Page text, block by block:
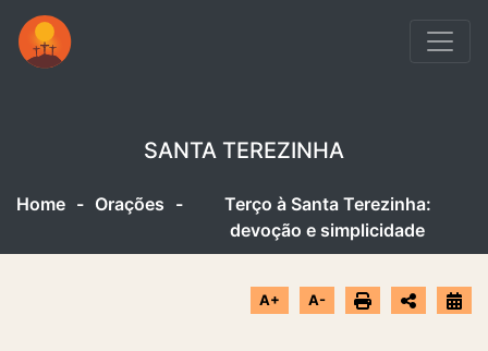
SANTA TEREZINHA
Home - Orações -
Terço à Santa Terezinha:
devoção e simplicidade
A+ A-